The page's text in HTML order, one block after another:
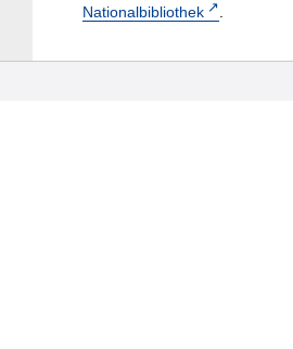
Nationalbibliothek
.